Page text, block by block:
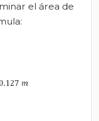
el área de